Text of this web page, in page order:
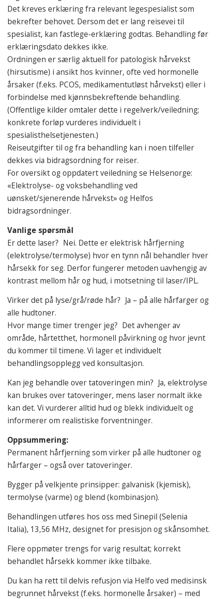
Det kreves erklæring fra relevant legespesialist som
bekrefter behovet. Dersom det er lang reisevei til
spesialist, kan fastlege-erklæring godtas. Behandling før
erklæringsdato dekkes ikke.
Ordningen er særlig aktuell for patologisk hårvekst
(hirsutisme) i ansikt hos kvinner, ofte ved hormonelle
årsaker (f.eks. PCOS, medikamentutløst hårvekst) eller i
forbindelse med kjønnsbekreftende behandling.
(Offentlige kilder omtaler dette i regelverk/veiledning;
konkrete forløp vurderes individuelt i
spesialisthelsetjenesten.)
Reiseutgifter til og fra behandling kan i noen tilfeller
dekkes via bidragsordning for reiser.
For oversikt og oppdatert veiledning se Helsenorge:
«Elektrolyse- og voksbehandling ved
uønsket/sjenerende hårvekst» og Helfos
bidragsordninger.
Vanlige spørsmål
Er dette laser? Nei. Dette er elektrisk hårfjerning
(elektrolyse/termolyse) hvor en tynn nål behandler hver
hårsekk for seg. Derfor fungerer metoden uavhengig av
kontrast mellom hår og hud, i motsetning til laser/IPL.
Virker det på lyse/grå/røde hår? Ja – på alle hårfarger og
alle hudtoner.
Hvor mange timer trenger jeg? Det avhenger av
område, hårtetthet, hormonell påvirkning og hvor jevnt
du kommer til timene. Vi lager et individuelt
behandlingsopplegg ved konsultasjon.
Kan jeg behandle over tatoveringen min? Ja, elektrolyse
kan brukes over tatoveringer, mens laser normalt ikke
kan det. Vi vurderer alltid hud og blekk individuelt og
informerer om realistiske forventninger.
Oppsummering:
Permanent hårfjerning som virker på alle hudtoner og
hårfarger – også over tatoveringer.
Bygger på velkjente prinsipper: galvanisk (kjemisk),
termolyse (varme) og blend (kombinasjon).
Behandlingen utføres hos oss med Sinepil (Selenia
Italia), 13,56 MHz, designet for presisjon og skånsomhet.
Flere oppmøter trengs for varig resultat; korrekt
behandlet hårsekk kommer ikke tilbake.
Du kan ha rett til delvis refusjon via Helfo ved medisinsk
begrunnet hårvekst (f.eks. hormonelle årsaker) – med